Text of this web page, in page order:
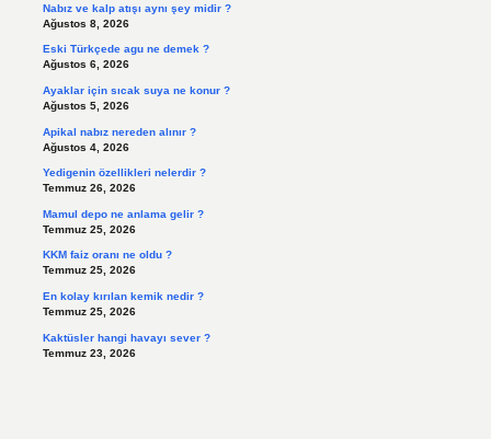
Nabız ve kalp atışı aynı şey midir ?
Ağustos 8, 2026
Eski Türkçede agu ne demek ?
Ağustos 6, 2026
Ayaklar için sıcak suya ne konur ?
Ağustos 5, 2026
Apikal nabız nereden alınır ?
Ağustos 4, 2026
Yedigenin özellikleri nelerdir ?
Temmuz 26, 2026
Mamul depo ne anlama gelir ?
Temmuz 25, 2026
KKM faiz oranı ne oldu ?
Temmuz 25, 2026
En kolay kırılan kemik nedir ?
Temmuz 25, 2026
Kaktüsler hangi havayı sever ?
Temmuz 23, 2026